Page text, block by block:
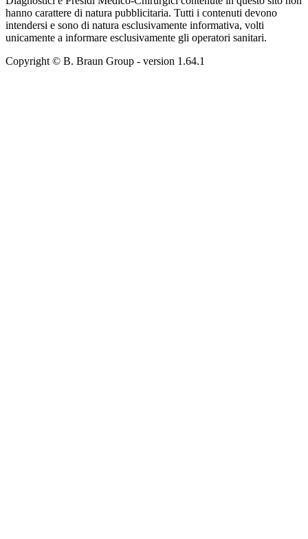
hanno carattere di natura pubblicitaria. Tutti i contenuti devono
intendersi e sono di natura esclusivamente informativa, volti
unicamente a informare esclusivamente gli operatori sanitari.
Copyright © B. Braun Group - version 1.64.1